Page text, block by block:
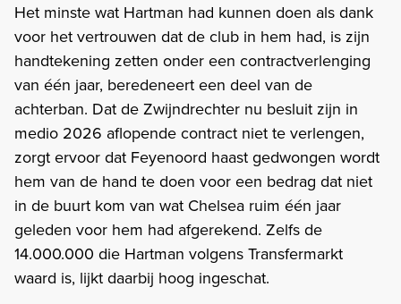
Het minste wat Hartman had kunnen doen als dank
voor het vertrouwen dat de club in hem had, is zijn
handtekening zetten onder een contractverlenging
van één jaar, beredeneert een deel van de
achterban. Dat de Zwijndrechter nu besluit zijn in
medio 2026 aflopende contract niet te verlengen,
zorgt ervoor dat Feyenoord haast gedwongen wordt
hem van de hand te doen voor een bedrag dat niet
in de buurt kom van wat Chelsea ruim één jaar
geleden voor hem had afgerekend. Zelfs de
14.000.000 die Hartman volgens Transfermarkt
waard is, lijkt daarbij hoog ingeschat.